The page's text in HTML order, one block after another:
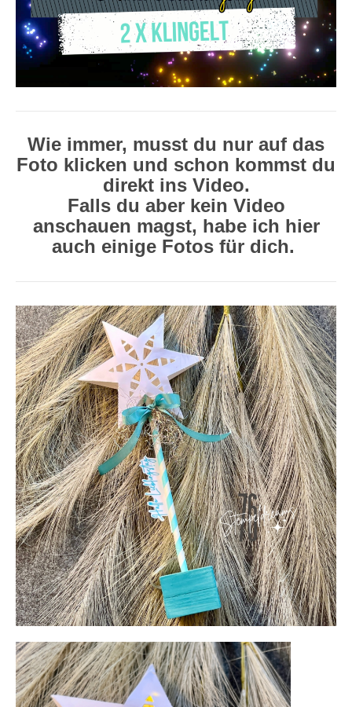
Wie immer, musst du nur auf das
Foto klicken und schon kommst du
direkt ins Video.
Falls du aber kein Video
anschauen magst, habe ich hier
auch einige Fotos für dich.